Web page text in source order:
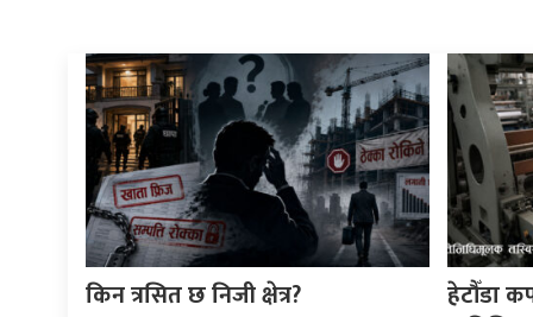
किन त्रसित छ निजी क्षेत्र?
हेटौँडा